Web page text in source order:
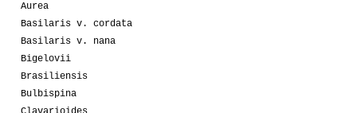
Aurea
Basilaris v. cordata
Basilaris v. nana
Bigelovii
Brasiliensis
Bulbispina